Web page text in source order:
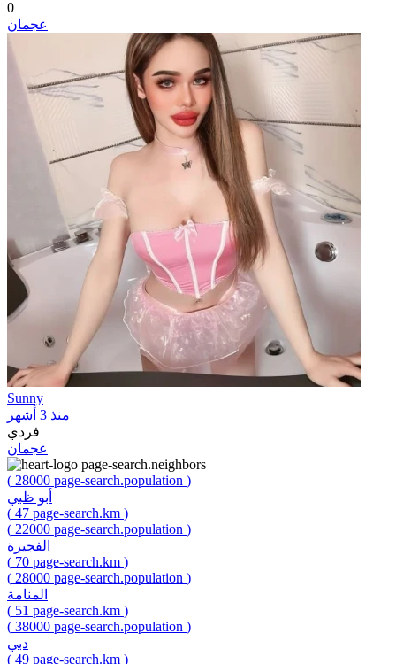
0
عجمان
Sunny
منذ 3 أشهر
فردي
عجمان
page-search.neighbors
( 28000 page-search.population )
أبو ظبي
( 47 page-search.km )
( 22000 page-search.population )
الفجيرة
( 70 page-search.km )
( 28000 page-search.population )
المنامة
( 51 page-search.km )
( 38000 page-search.population )
دبي
( 49 page-search.km )